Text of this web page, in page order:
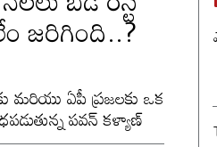
జరిగింది..?
మరియు ఏపీ ప్రజలకు ఒక
పవన్ కళ్యాణ్